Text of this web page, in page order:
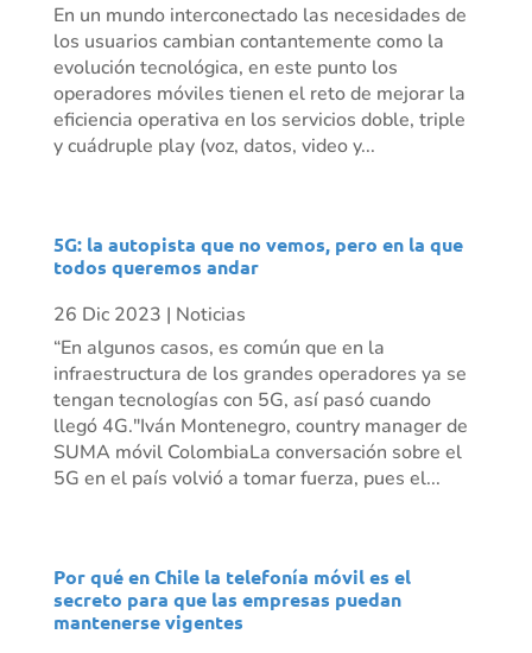
En un mundo interconectado las necesidades de
los usuarios cambian contantemente como la
evolución tecnológica, en este punto los
operadores móviles tienen el reto de mejorar la
eficiencia operativa en los servicios doble, triple
y cuádruple play (voz, datos, video y...
5G: la autopista que no vemos, pero en la que
todos queremos andar
26 Dic 2023 | Noticias
“En algunos casos, es común que en la
infraestructura de los grandes operadores ya se
tengan tecnologías con 5G, así pasó cuando
llegó 4G."Iván Montenegro, country manager de
SUMA móvil ColombiaLa conversación sobre el
5G en el país volvió a tomar fuerza, pues el...
Por qué en Chile la telefonía móvil es el
secreto para que las empresas puedan
mantenerse vigentes